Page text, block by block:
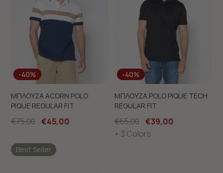
-40%
ΜΠΛΟΥΖΑ ACORN POLO
PIQUE REGULAR FIT
€75,00 €45,00
Best Seller
-40%
ΜΠΛΟΥΖΑ POLO PIQUE TECH
REGULAR FIT
€65,00 €39,00
+ 3 Colors